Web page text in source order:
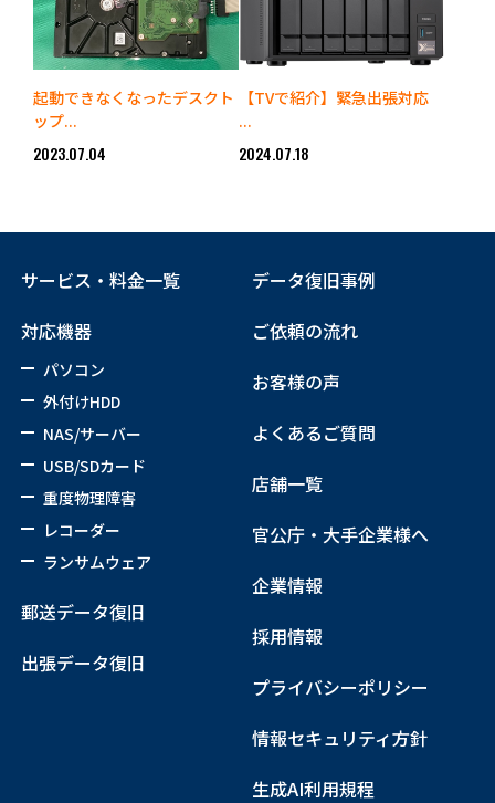
起動できなくなったデスクト
ップ...
2023.07.04
【TVで紹介】緊急出張対応
...
2024.07.18
サービス・料金一覧
対応機器
パソコン
外付けHDD
NAS/サーバー
USB/SDカード
重度物理障害
レコーダー
ランサムウェア
郵送データ復旧
出張データ復旧
データ復旧事例
ご依頼の流れ
お客様の声
よくあるご質問
店舗一覧
官公庁・大手企業様へ
企業情報
採用情報
プライバシーポリシー
情報セキュリティ方針
生成AI利用規程